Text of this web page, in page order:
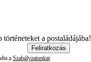
a postaládájába!
Feliratkozás
a Szabályzatunkat